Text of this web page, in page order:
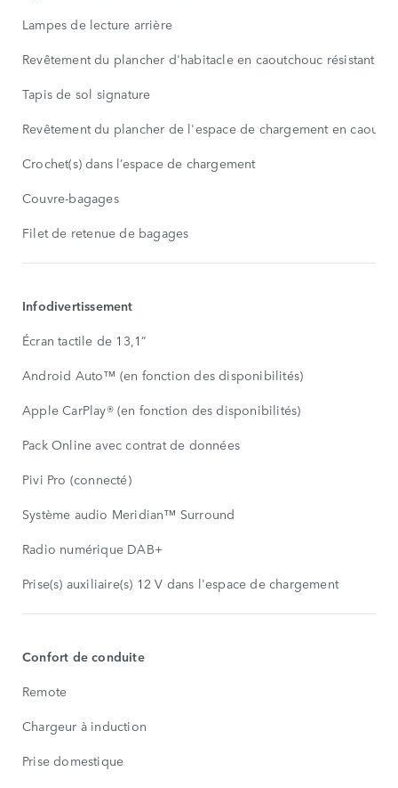
Lampes de lecture arrière
Revêtement du plancher d'habitacle en caoutchouc résistant
Tapis de sol signature
Revêtement du plancher de l'espace de chargement en
Crochet(s) dans l’espace de chargement
Couvre-bagages
Filet de retenue de bagages
Infodivertissement
Écran tactile de 13,1”
Android Auto™ (en fonction des disponibilités)
Apple CarPlay® (en fonction des disponibilités)
Pack Online avec contrat de données
Pivi Pro (connecté)
Système audio Meridian™ Surround
Radio numérique DAB+
Prise(s) auxiliaire(s) 12 V dans l'espace de chargement
Confort de conduite
Remote
Chargeur à induction
Prise domestique